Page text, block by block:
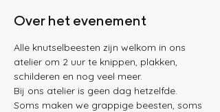
Over het evenement
Alle knutselbeesten zijn welkom in ons
atelier om 2 uur te knippen, plakken,
schilderen en nog veel meer.
Bij ons atelier is geen dag hetzelfde.
Soms maken we grappige beesten, soms